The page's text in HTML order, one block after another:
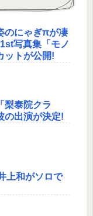
のにゃぎπが凄
写真集「モノ
ットが公開!
梨泰院クラ
の出演が決定!
上和がソロで